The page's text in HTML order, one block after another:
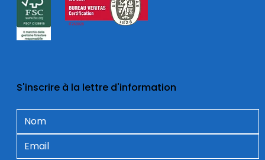
S'inscrire à la lettre d'information